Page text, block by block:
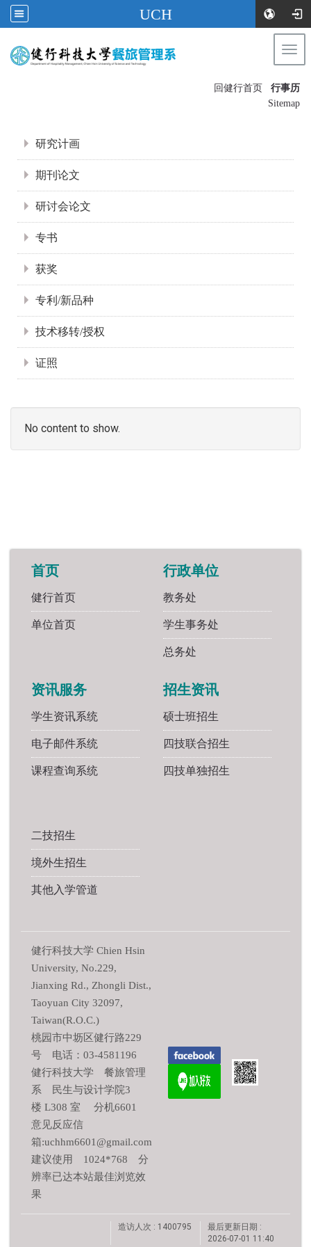
UCH
回健行首页
行事历
Sitemap
研究计画
期刊论文
研讨会论文
专书
获奖
专利/新品种
技术移转/授权
证照
No content to show.
首页
健行首页
单位首页
行政单位
教务处
学生事务处
总务处
资讯服务
学生资讯系统
电子邮件系统
课程查询系统
招生资讯
硕士班招生
四技联合招生
四技单独招生
二技招生
境外生招生
其他入学管道
健行科技大学 Chien Hsin
University, No.229,
Jianxing Rd., Zhongli Dist.,
Taoyuan City 32097,
Taiwan(R.O.C.)
桃园市中坜区健行路229
号 电话：03-4581196
健行科技大学 餐旅管理
系 民生与设计学院3
楼 L308 室 分机6601
意见反应信
箱:uchhm6601@gmail.com
建议使用 1024*768 分
辨率已达本站最佳浏览效
果
造访人次 : 1400795
最后更新日期 :
2026-07-01 11:40